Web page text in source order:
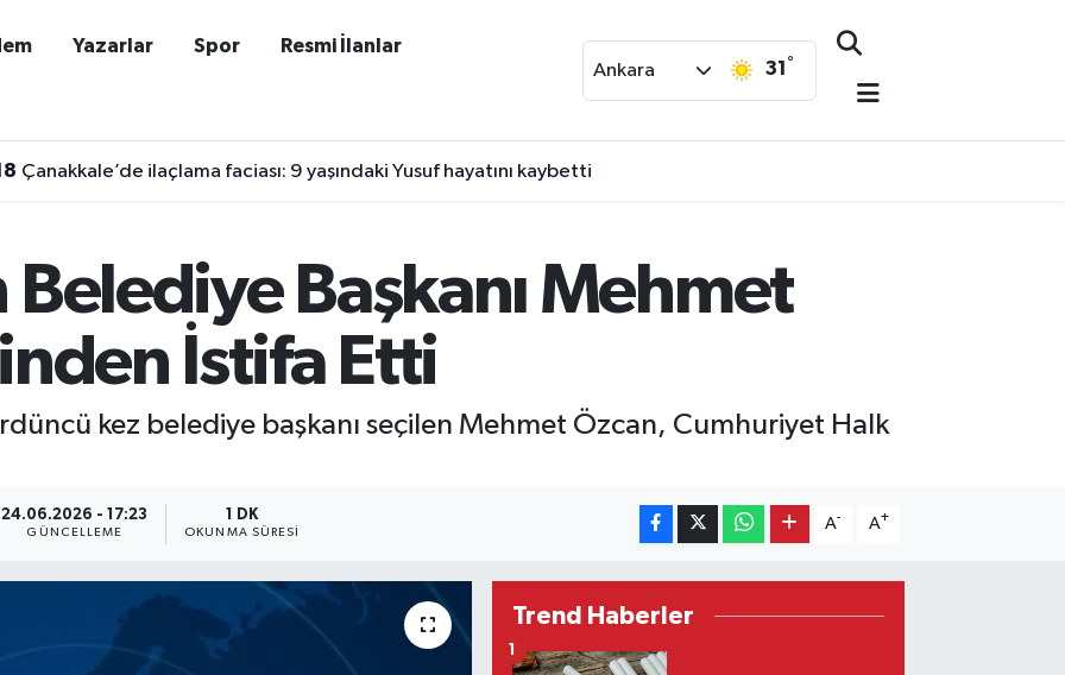
Yazarlar Spor Resmi İlanlar
Ankara 31 °
Çanakkale’de ilaçlama faciası: 9 yaşındaki Yusuf hayatını kaybetti
Belediye Başkanı Mehmet
İstifa Etti
kez belediye başkanı seçilen Mehmet Özcan, Cumhuriyet Halk
24.06.2026 - 17:23
GÜNCELLEME
1 DK
OKUNMA SÜRESI
A- A+
Trend Haberler
1